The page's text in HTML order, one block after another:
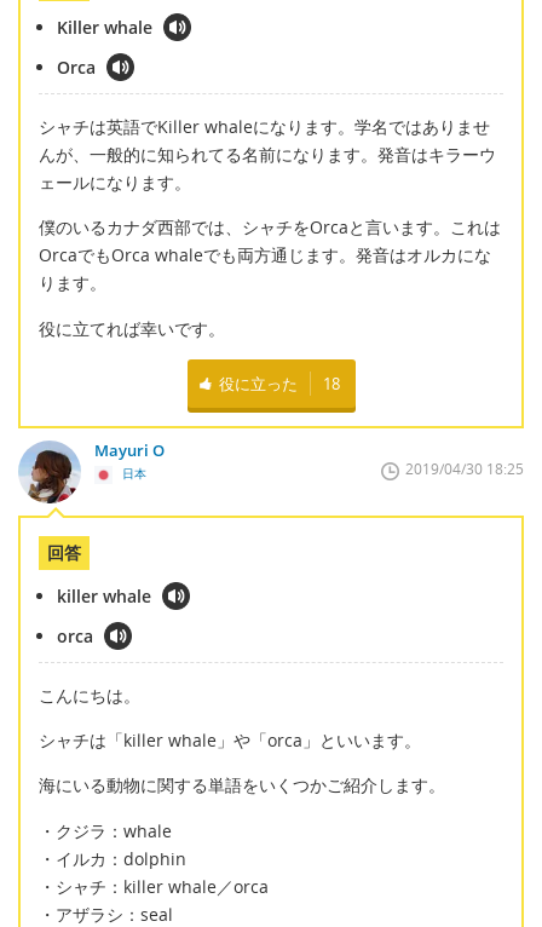
Killer whale
Orca
シャチは英語でKiller whaleになります。学名ではありませ
んが、一般的に知られてる名前になります。発音はキラーウ
ェールになります。
僕のいるカナダ西部では、シャチをOrcaと言います。これは
OrcaでもOrca whaleでも両方通じます。発音はオルカにな
ります。
役に立てれば幸いです。
役に立った 18
Mayuri O
日本 2019/04/30 18:25
回答
killer whale
orca
こんにちは。
シャチは「killer whale」や「orca」といいます。
海にいる動物に関する単語をいくつかご紹介します。
・クジラ：whale
・イルカ：dolphin
・シャチ：killer whale／orca
・アザラシ：seal